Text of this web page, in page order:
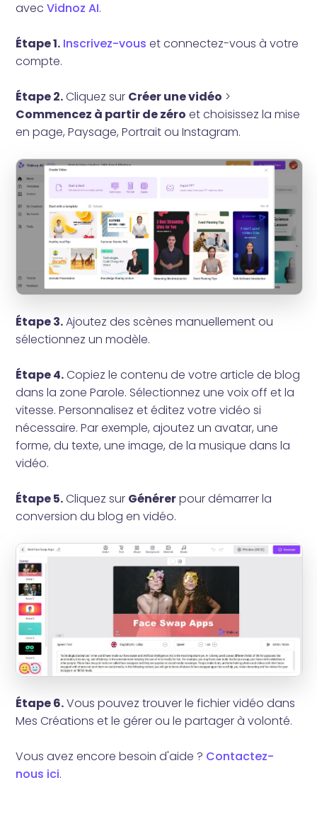
avecVidnoz AI.
Étape 1. Inscrivez-vous et connectez-vous à votre
compte.
Étape 2.Cliquez sur Créer une vidéo >
Commencez à partir de zéro et choisissez la mise
en page, Paysage, Portrait ou Instagram.
Étape 3.Ajoutez des scènes manuellement ou
sélectionnez un modèle.
Étape 4.Copiez le contenu de votre article de blog
dans la zone Parole. Sélectionnez une voix off et la
vitesse. Personnalisez et éditez votre vidéo si
nécessaire. Par exemple, ajoutez un avatar, une
forme, du texte, une image, de la musique dans la
vidéo.
Étape 5.Cliquez sur Générerpour démarrer la
conversion du blog en vidéo.
Étape 6.Vous pouvez trouver le fichier vidéo dans
Mes Créations et le gérer ou le partager à volonté.
Vous avez encore besoin d'aide ? Contactez-
nous ici.